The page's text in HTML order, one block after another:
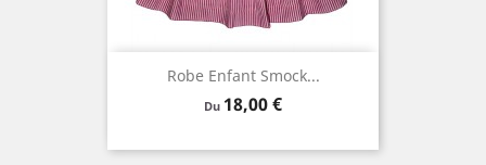
Robe Enfant Smock...
Du Prix
18,00 €